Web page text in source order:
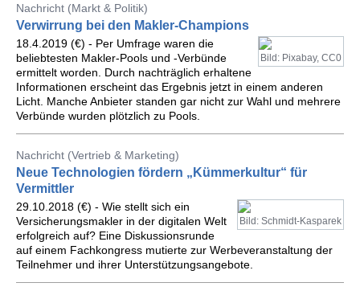
Nachricht (Markt & Politik)
Verwirrung bei den Makler-Champions
Bild: Pixabay, CC0
18.4.2019 (€) - Per Umfrage waren die
beliebtesten Makler-Pools und -Verbünde
ermittelt worden. Durch nachträglich erhaltene
Informationen erscheint das Ergebnis jetzt in einem anderen
Licht. Manche Anbieter standen gar nicht zur Wahl und mehrere
Verbünde wurden plötzlich zu Pools.
Nachricht (Vertrieb & Marketing)
Neue Technologien fördern „Kümmerkultur“ für
Vermittler
Bild: Schmidt-Kasparek
29.10.2018 (€) - Wie stellt sich ein
Versicherungsmakler in der digitalen Welt
erfolgreich auf? Eine Diskussionsrunde
auf einem Fachkongress mutierte zur Werbeveranstaltung der
Teilnehmer und ihrer Unterstützungsangebote.